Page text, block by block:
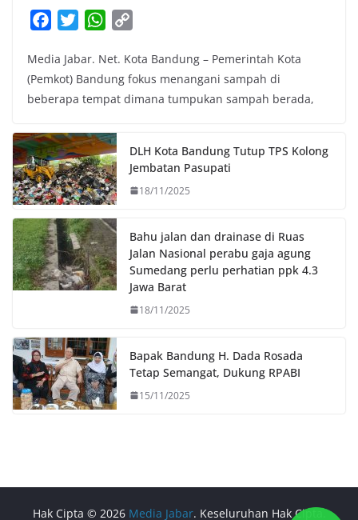
c
e
b
o
k
i
t
t
r
W
a
t
s
p
p
p
y
L
n
k
Media Jabar. Net. Kota Bandung – Pemerintah Kota
(Pemkot) Bandung fokus menangani sampah di
beberapa tempat dimana tumpukan sampah berada,
DLH Kota Bandung Tutup TPS Kolong
Jembatan Pasupati
18/11/2025
Bahu jalan dan drainase di Ruas
Jalan Nasional perabu gaja agung
Sumedang perlu perhatian ppk 4.3
Jawa Barat
18/11/2025
Bapak Bandung H. Dada Rosada
Tetap Semangat, Dukung RPABI
15/11/2025
Hak Cipta © 2026 Media Jabar. Keseluruhan Hak Cipta.